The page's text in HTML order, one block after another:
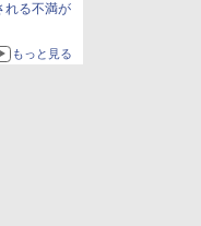
れる不満が
もっと見る